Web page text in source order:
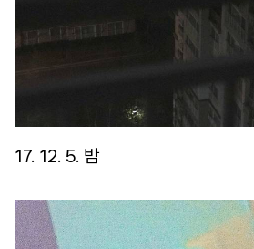
17. 12. 5. 밤